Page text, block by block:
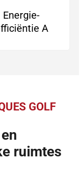
Energie-
A
GOLF
ruimtes